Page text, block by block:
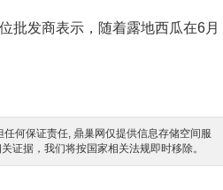
批发商表示，随着露地西瓜在6月
何保证责任, 鼎巢网仅提供信息存储空间服
证据，我们将按国家相关法规即时移除。